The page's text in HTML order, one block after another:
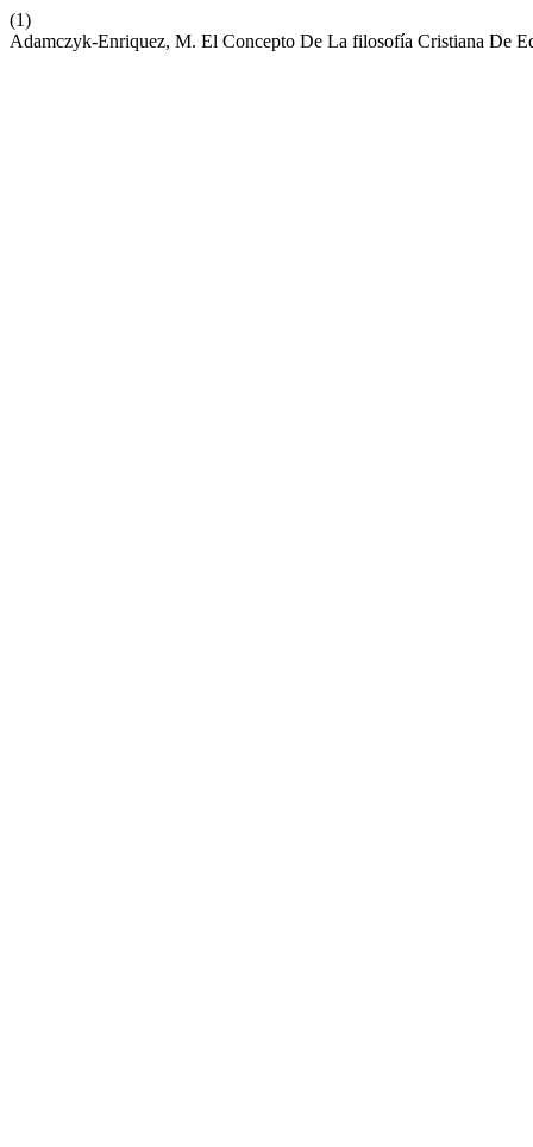
(1)
Adamczyk-Enriquez, M. El Concepto De La filosofía Cristiana De